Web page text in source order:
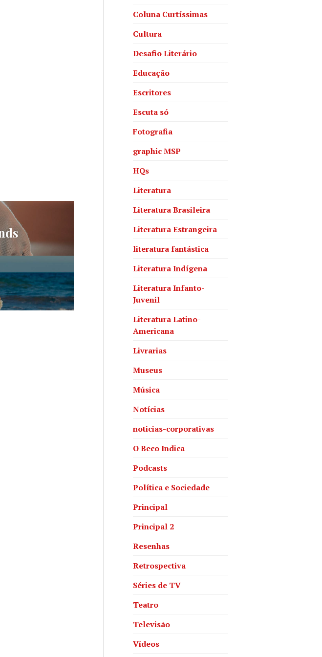
Coluna Curtíssimas
Cultura
Desafio Literário
Educação
Escritores
Escuta só
Fotografia
graphic MSP
HQs
Literatura
Literatura Brasileira
Literatura Estrangeira
literatura fantástica
Literatura Indígena
Literatura Infanto-
Juvenil
Literatura Latino-
Americana
Livrarias
Museus
Música
Notícias
noticias-corporativas
O Beco Indica
Podcasts
Política e Sociedade
Principal
Principal 2
Resenhas
Retrospectiva
Séries de TV
Teatro
Televisão
Vídeos